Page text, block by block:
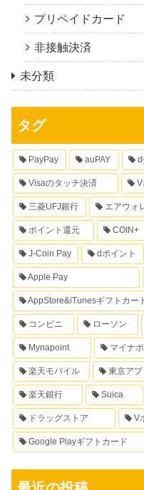
プリペイドカード
非接触決済
未分類
タグ
PayPay auPAY d
Visaのタッチ決済 V
三菱UFJ銀行 エアウォ
ポイント還元 COIN+
J-Coin Pay dポイント
Apple Pay
AppStore&iTunesギフトカー
コンビニ ローソン
Mynapoint マイナ
楽天モバイル 東京アプ
楽天銀行 Suica
ドラッグストア V
Google Playギフトカード